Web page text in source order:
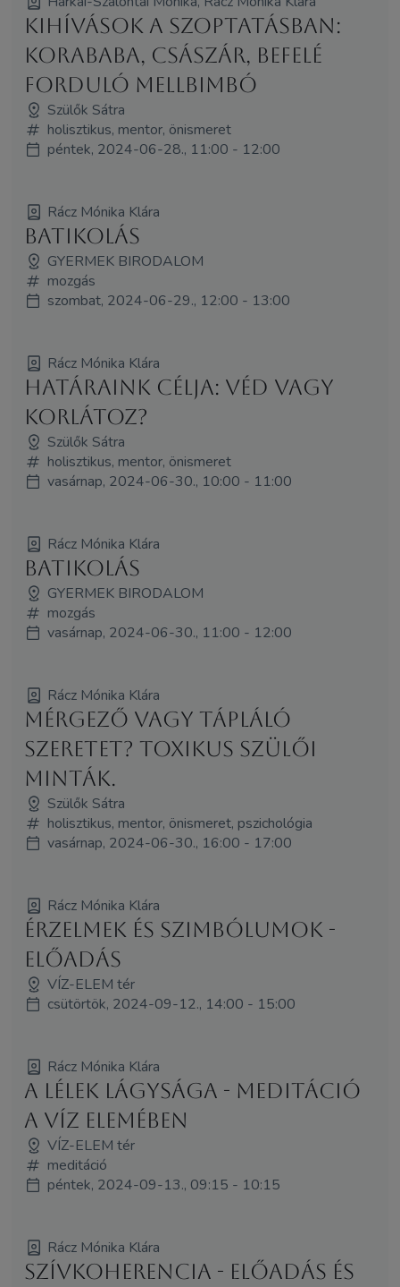
Kihívások a szoptatásban:
korababa, császár, befelé
forduló mellbimbó
Szülők Sátra
holisztikus, mentor, önismeret
péntek, 2024-06-28., 11:00 - 12:00
Rácz Mónika Klára
BATIKOLÁS
GYERMEK BIRODALOM
mozgás
szombat, 2024-06-29., 12:00 - 13:00
Rácz Mónika Klára
Határaink célja: véd vagy
korlátoz?
Szülők Sátra
holisztikus, mentor, önismeret
vasárnap, 2024-06-30., 10:00 - 11:00
Rácz Mónika Klára
BATIKOLÁS
GYERMEK BIRODALOM
mozgás
vasárnap, 2024-06-30., 11:00 - 12:00
Rácz Mónika Klára
Mérgező vagy tápláló
szeretet? Toxikus szülői
minták.
Szülők Sátra
holisztikus, mentor, önismeret, pszichológia
vasárnap, 2024-06-30., 16:00 - 17:00
Rácz Mónika Klára
Érzelmek és szimbólumok -
ELŐADÁS
VÍZ-ELEM tér
csütörtök, 2024-09-12., 14:00 - 15:00
Rácz Mónika Klára
A Lélek lágysága - MEDITÁCIÓ
a Víz elemében
VÍZ-ELEM tér
meditáció
péntek, 2024-09-13., 09:15 - 10:15
Rácz Mónika Klára
Szívkoherencia - ELŐADÁS és